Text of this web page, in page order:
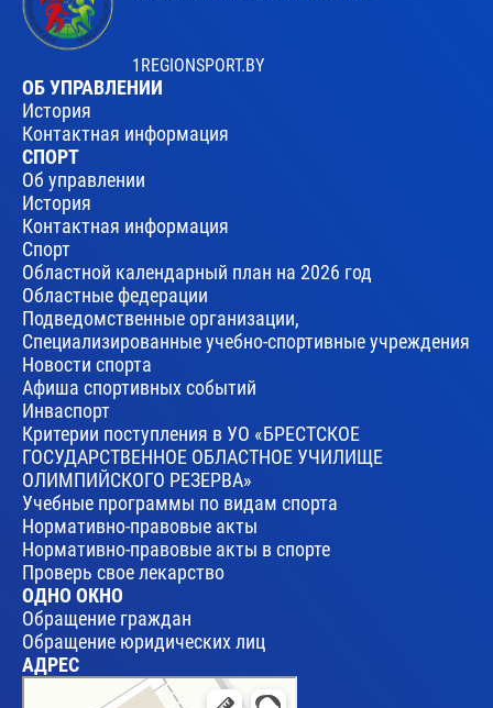
1REGIONSPORT.BY
ОБ УПРАВЛЕНИИ
История
Контактная информация
СПОРТ
Об управлении
История
Контактная информация
Спорт
Областной календарный план на 2026 год
Областные федерации
Подведомственные организации,
Специализированные учебно-спортивные учреждения
Новости спорта
Афиша спортивных событий
Инваспорт
Критерии поступления в УО «БРЕСТСКОЕ
ГОСУДАРСТВЕННОЕ ОБЛАСТНОЕ УЧИЛИЩЕ
ОЛИМПИЙСКОГО РЕЗЕРВА»
Учебные программы по видам спорта
Нормативно-правовые акты
Нормативно-правовые акты в спорте
Проверь свое лекарство
ОДНО ОКНО
Обращение граждан
Обращение юридических лиц
АДРЕС
Брест
Улица Леваневского, 17 — Яндекс Карты